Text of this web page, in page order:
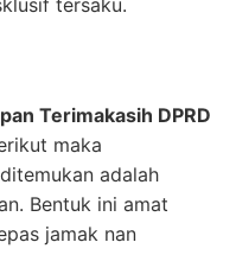
tersaku.
Terimakasih DPRD
maka
adalah
Bentuk ini amat
jamak nan